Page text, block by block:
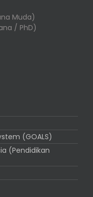
Muda)
/ PhD)
(GOALS)
(Pendidikan